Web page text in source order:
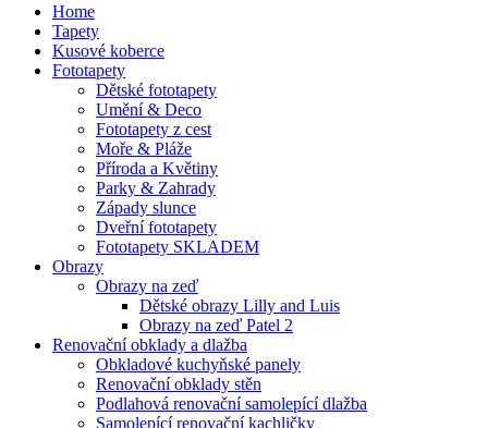
Home
Tapety
Kusové koberce
Fototapety
Dětské fototapety
Umění & Deco
Fototapety z cest
Moře & Pláže
Příroda a Květiny
Parky & Zahrady
Západy slunce
Dveřní fototapety
Fototapety SKLADEM
Obrazy
Obrazy na zeď
Dětské obrazy Lilly and Luis
Obrazy na zeď Patel 2
Renovační obklady a dlažba
Obkladové kuchyňské panely
Renovační obklady stěn
Podlahová renovační samolepící dlažba
Samolepící renovační kachličky